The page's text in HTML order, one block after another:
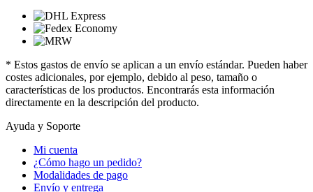
* Estos gastos de envío se aplican a un envío estándar. Pueden haber
costes adicionales, por ejemplo, debido al peso, tamaño o
características de los productos. Encontrarás esta información
directamente en la descripción del producto.
Ayuda y Soporte
Mi cuenta
¿Cómo hago un pedido?
Modalidades de pago
Envío y entrega